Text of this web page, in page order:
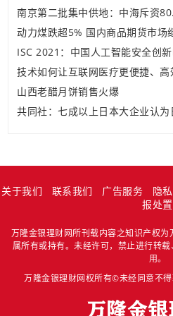
南京第二批集中供地：中海斥资
动力煤跌超5% 国内商品期货市场
山西老醋月饼销售火爆
共同社：七成以上日本大企业认
关于我们 联系我们 广告服务 隐
报处置
万隆金银理财网所刊载内容之知识产权
属所有或持有。未经许可，禁止进行转
用。
万隆金银理财网权所有©未经同意不